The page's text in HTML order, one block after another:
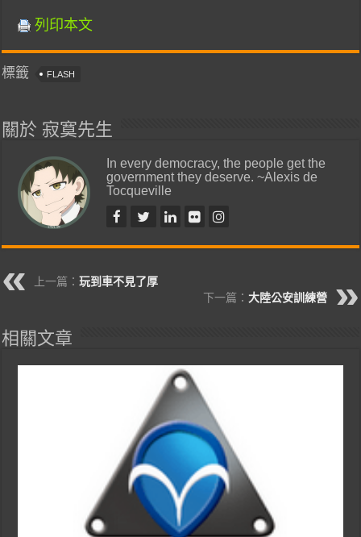
列印本文
標籤 FLASH
關於 寂寞先生
In every democracy, the people get the
government they deserve. ~Alexis de
Tocqueville
上一篇：玩到車不見了厚
下一篇： 大陸公安訓練營
相關文章